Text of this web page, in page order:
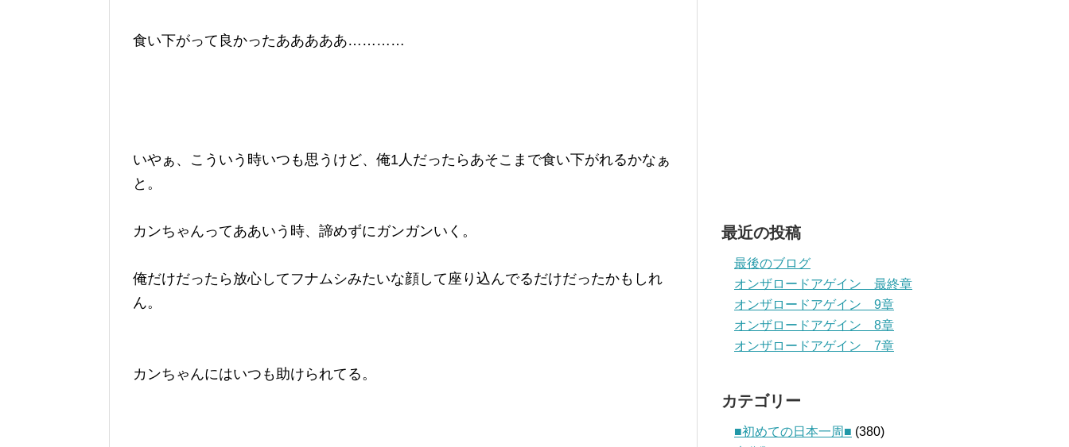
食い下がって良かったあああああ…………
いやぁ、こういう時いつも思うけど、俺1人だったらあそこまで食い下がれるかなぁ
と。
カンちゃんってああいう時、諦めずにガンガンいく。
俺だけだったら放心してフナムシみたいな顔して座り込んでるだけだったかもしれ
ん。
カンちゃんにはいつも助けられてる。
最近の投稿
最後のブログ
オンザロードアゲイン 最終章
オンザロードアゲイン 9章
オンザロードアゲイン 8章
オンザロードアゲイン 7章
カテゴリー
■初めての日本一周■ (380)